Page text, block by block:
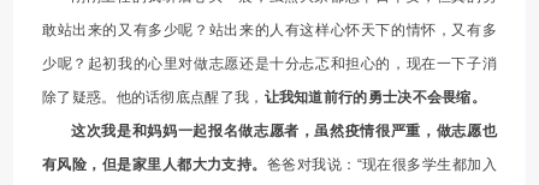
敢站出来的又有多少呢？站出来的人有这样心怀天下的情怀，又有多
少呢？起初我的心里对做志愿还是十分忐忑和担心的，现在一下子消
除了疑惑。他的话彻底点醒了我， 让我知道前行的勇士决不会畏缩。
这次我是和妈妈一起报名做志愿者，虽然疫情很严重，做志愿也
有风险，但是家里人都大力支持。 爸爸对我说：“现在很多学生都加入